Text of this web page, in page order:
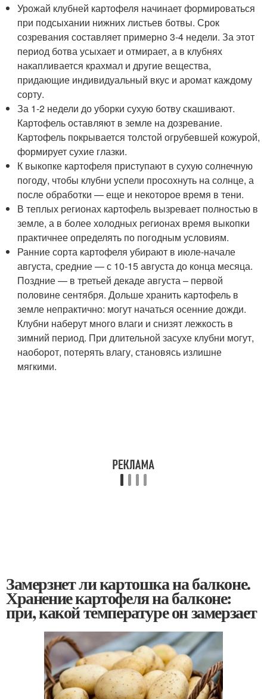
Урожай клубней картофеля начинает формироваться
при подсыхании нижних листьев ботвы. Срок
созревания составляет примерно 3-4 недели. За этот
период ботва усыхает и отмирает, а в клубнях
накапливается крахмал и другие вещества,
придающие индивидуальный вкус и аромат каждому
сорту.
За 1-2 недели до уборки сухую ботву скашивают.
Картофель оставляют в земле на дозревание.
Картофель покрывается толстой огрубевшей кожурой,
формирует сухие глазки.
К выкопке картофеля приступают в сухую солнечную
погоду, чтобы клубни успели просохнуть на солнце, а
после обработки — еще и некоторое время в тени.
В теплых регионах картофель вызревает полностью в
земле, а в более холодных регионах время выкопки
практичнее определять по погодным условиям.
Ранние сорта картофеля убирают в июле-начале
августа, средние — с 10-15 августа до конца месяца.
Поздние — в третьей декаде августа – первой
половине сентября. Дольше хранить картофель в
земле непрактично: могут начаться осенние дожди.
Клубни наберут много влаги и снизят лежкость в
зимний период. При длительной засухе клубни могут,
наоборот, потерять влагу, становясь излишне
мягкими.
Замерзнет ли картошка на балконе.
Хранение картофеля на балконе:
при, какой температуре он замерзает